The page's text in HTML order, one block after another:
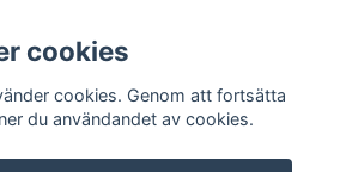
cookies
cookies. Genom att fortsätta
du användandet av cookies.